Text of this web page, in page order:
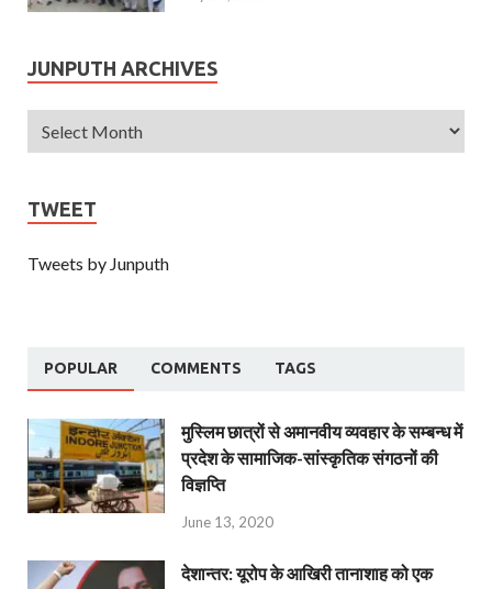
JUNPUTH ARCHIVES
TWEET
Tweets by Junputh
POPULAR COMMENTS TAGS
मुस्लिम छात्रों से अमानवीय व्यवहार के सम्बन्ध में
प्रदेश के सामाजिक-सांस्कृतिक संगठनों की
विज्ञप्ति
June 13, 2020
देशान्‍तर: यूरोप के आखिरी तानाशाह को एक